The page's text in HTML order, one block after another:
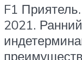
F1
2021.